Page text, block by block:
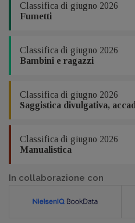
Classifica di giugno 2026
Fumetti
Classifica di giugno 2026
Bambini e ragazzi
Classifica di giugno 2026
Saggistica divulgativa,
Classifica di giugno 2026
Manualistica
In collaborazione con